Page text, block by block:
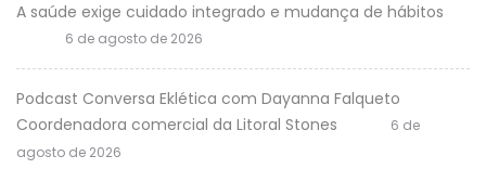
A saúde exige cuidado integrado e mudança de hábitos
6 de agosto de 2026
Podcast Conversa Eklética com Dayanna Falqueto
Coordenadora comercial da Litoral Stones
6 de
agosto de 2026